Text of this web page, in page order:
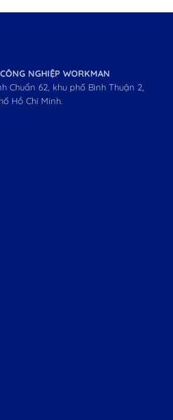
NGHIỆP WORKMAN
Chuẩn 62, khu phố Bình Thuận 2,
Hồ Chí Minh.